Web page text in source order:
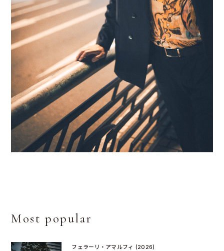
Most popular
フェラーリ・アマルフィ (2026)